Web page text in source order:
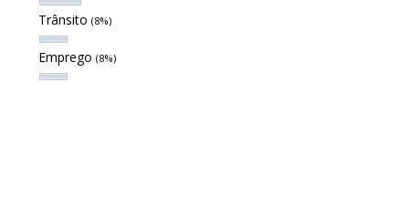
Trânsito (8%)
Emprego (8%)